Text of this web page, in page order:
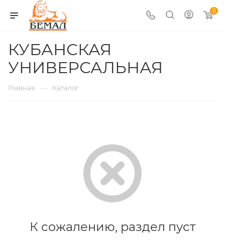
0
КУБАНСКАЯ
УНИВЕРСАЛЬНАЯ
Главная — Каталог
К сожалению, раздел пуст